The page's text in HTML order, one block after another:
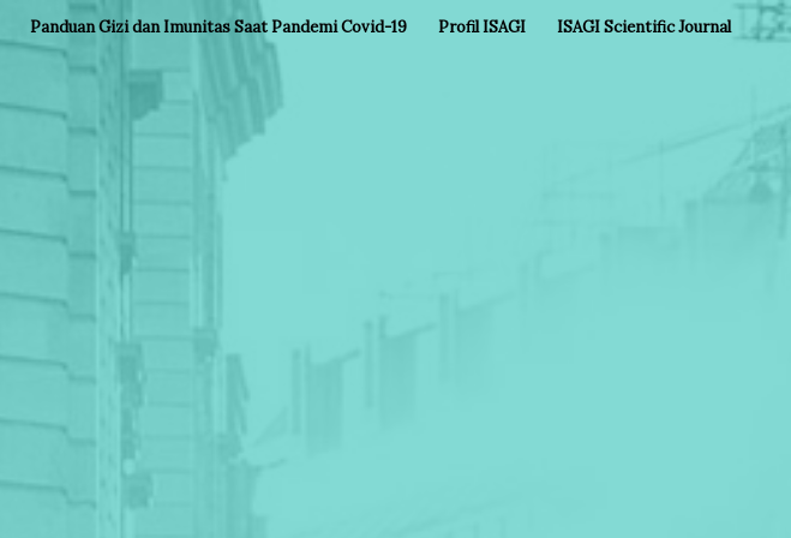
Panduan Gizi dan Imunitas Saat Pandemi Covid-19 Profil ISAGI ISAGI Scientific Journal